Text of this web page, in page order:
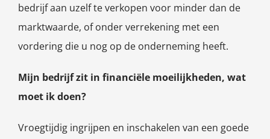
bedrijf aan uzelf te verkopen voor minder dan de
marktwaarde, of onder verrekening met een
vordering die u nog op de onderneming heeft.
Mijn bedrijf zit in financiële moeilijkheden, wat
moet ik doen?
Vroegtijdig ingrijpen en inschakelen van een goede